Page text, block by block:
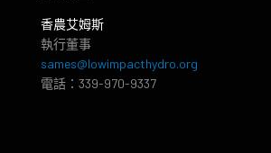
香農艾姆斯
執行董事
sames@lowimpacthydro.org
電話：339-970-9337